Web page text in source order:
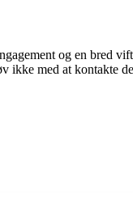
og en bred
med at kontakte